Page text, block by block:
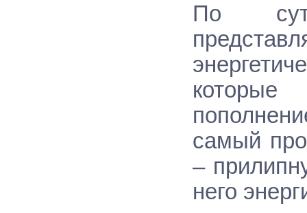
По
самый
–
него